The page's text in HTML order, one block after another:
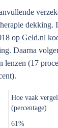
op Geld.nl
Daarna
lenzen (17
Hoe vaak
(percentage)
61%